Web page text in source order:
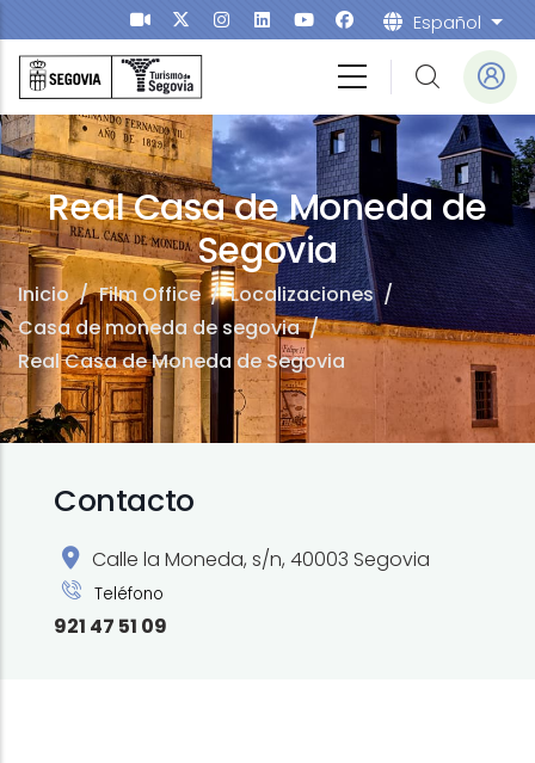
Pasar al contenido principal Español
Real Casa de Moneda de
Segovia
Inicio/ Film Office/ Localizaciones/
Casa de moneda de segovia/
Real Casa de Moneda de Segovia
Contacto
Calle la Moneda, s/n, 40003 Segovia
Teléfono
921 47 51 09